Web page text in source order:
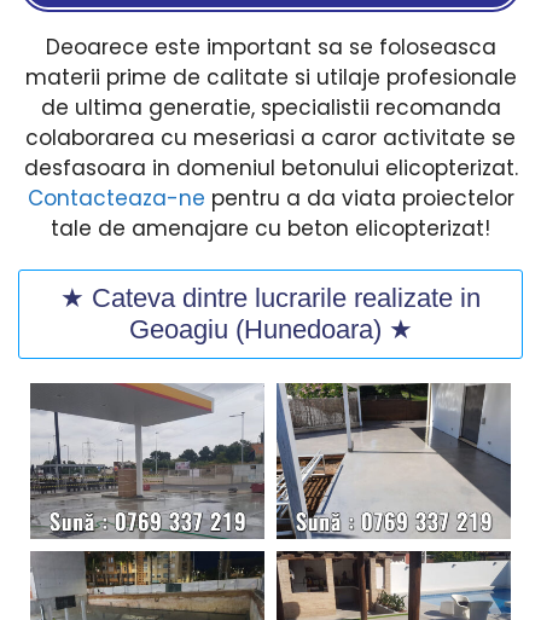
Deoarece este important sa se foloseasca
materii prime de calitate si utilaje profesionale
de ultima generatie, specialistii recomanda
colaborarea cu meseriasi a caror activitate se
desfasoara in domeniul betonului elicopterizat.
Contacteaza-ne pentru a da viata proiectelor
tale de amenajare cu beton elicopterizat!
★ Cateva dintre lucrarile realizate in
Geoagiu (Hunedoara) ★